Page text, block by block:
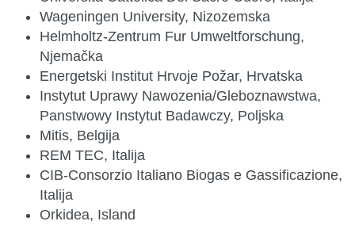
Wageningen University, Nizozemska
Helmholtz-Zentrum Fur Umweltforschung,
Njemačka
Energetski Institut Hrvoje Požar, Hrvatska
Instytut Uprawy Nawozenia/Gleboznawstwa,
Panstwowy Instytut Badawczy, Poljska
Mitis, Belgija
REM TEC, Italija
CIB-Consorzio Italiano Biogas e Gassificazione,
Italija
Orkidea, Island